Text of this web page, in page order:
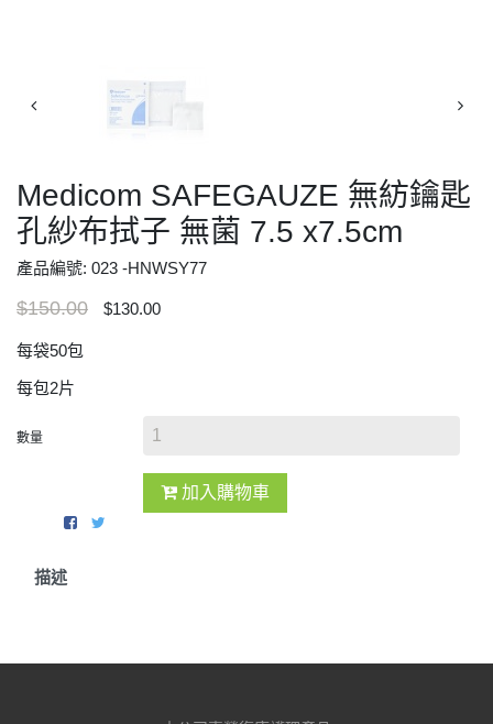
Medicom SAFEGAUZE 無紡鑰匙
孔紗布拭子 無菌 7.5 x7.5cm
產品編號: 023 -HNWSY77
$150.00 $130.00
每袋50包
每包2片
數量
加入購物車
描述